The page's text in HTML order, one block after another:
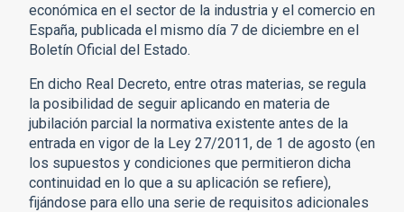
económica en el sector de la industria y el comercio en
España, publicada el mismo día 7 de diciembre en el
Boletín Oficial del Estado.
En dicho Real Decreto, entre otras materias, se regula
la posibilidad de seguir aplicando en materia de
jubilación parcial la normativa existente antes de la
entrada en vigor de la Ley 27/2011, de 1 de agosto (en
los supuestos y condiciones que permitieron dicha
continuidad en lo que a su aplicación se refiere),
fijándose para ello una serie de requisitos adicionales